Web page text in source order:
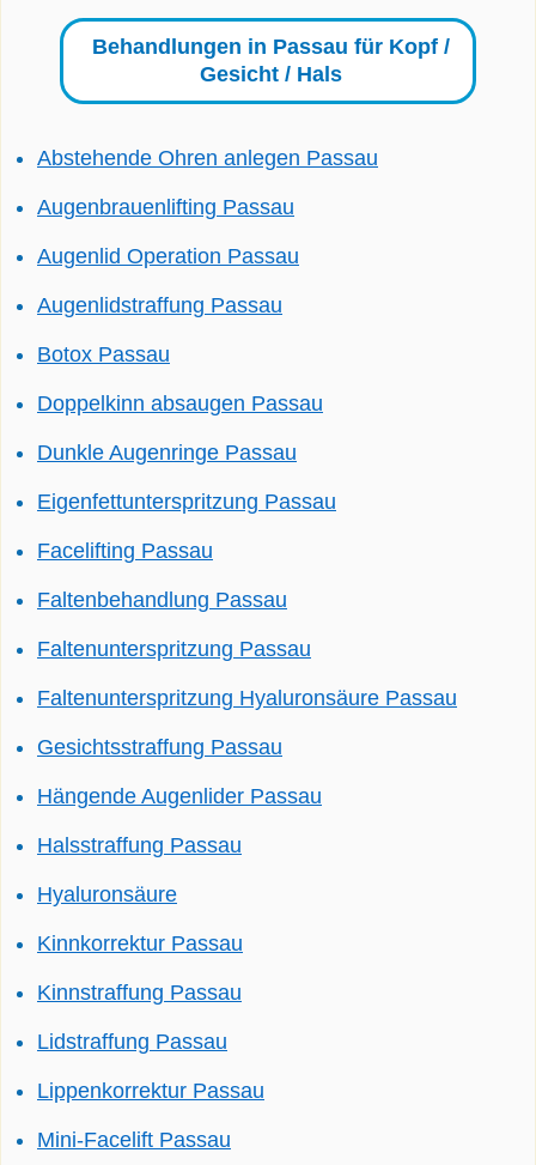
Behandlungen in Passau für Kopf /
Gesicht / Hals
Abstehende Ohren anlegen Passau
Augenbrauenlifting Passau
Augenlid Operation Passau
Augenlidstraffung Passau
Botox Passau
Doppelkinn absaugen Passau
Dunkle Augenringe Passau
Eigenfettunterspritzung Passau
Facelifting Passau
Faltenbehandlung Passau
Faltenunterspritzung Passau
Faltenunterspritzung Hyaluronsäure Passau
Gesichtsstraffung Passau
Hängende Augenlider Passau
Halsstraffung Passau
Hyaluronsäure
Kinnkorrektur Passau
Kinnstraffung Passau
Lidstraffung Passau
Lippenkorrektur Passau
Mini-Facelift Passau